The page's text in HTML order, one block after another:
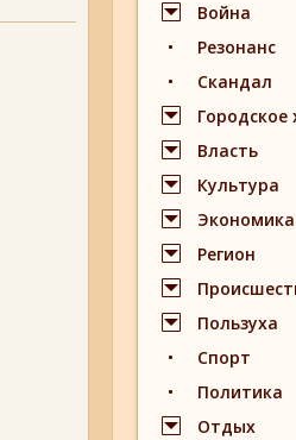
Война
Резонанс
Скандал
Городское
Власть
Культура
Экономика
Регион
Пользуха
Спорт
Политика
Отдых